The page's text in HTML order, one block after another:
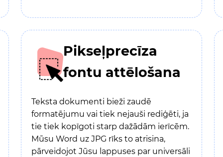
Pikseļprecīza
fontu attēlošana
Teksta dokumenti bieži zaudē
formatējumu vai tiek nejauši rediģēti, ja
tie tiek kopīgoti starp dažādām ierīcēm.
Mūsu Word uz JPG rīks to atrisina,
pārveidojot Jūsu lappuses par universāli